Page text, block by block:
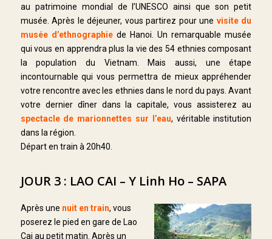
au patrimoine mondial de l’UNESCO ainsi que son petit
musée. Après le déjeuner, vous partirez pour une visite du
musée d’ethnographiede Hanoi. Un remarquable musée
qui vous en apprendra plus la vie des 54 ethnies composant
la population du Vietnam. Mais aussi, une étape
incontournable qui vous permettra de mieux appréhender
votre rencontre avec les ethnies dans le nord du pays. Avant
votre dernier dîner dans la capitale, vous assisterez au
spectacle de marionnettes sur l’eau, véritable institution
dans la région.
Départ en train à 20h40.
JOUR 3 : LAO CAI – Y Linh Ho – SAPA
Après une nuit en train, vous
poserez le pied en gare de Lao
Cai au petit matin. Après un